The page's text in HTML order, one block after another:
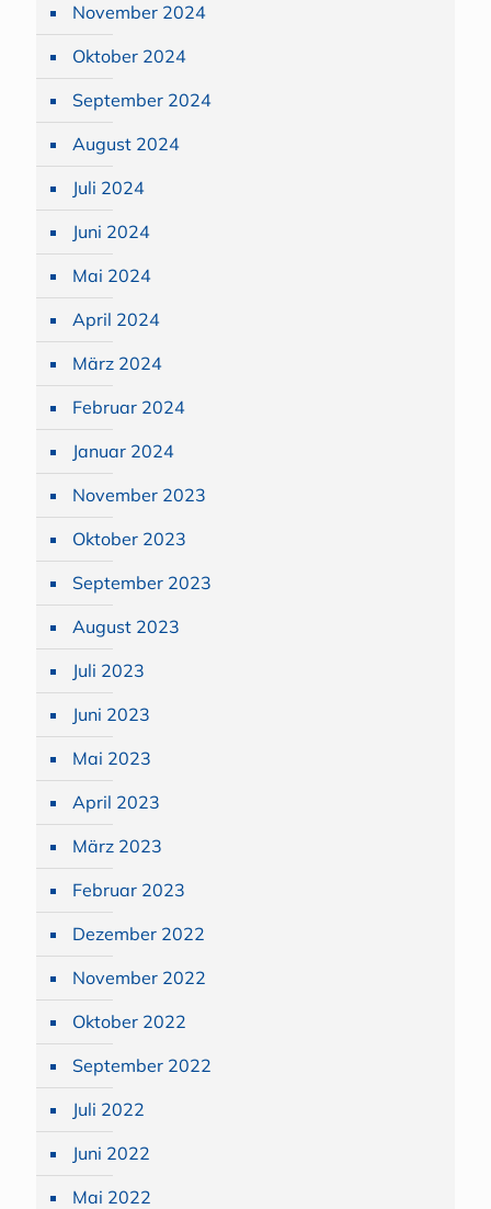
November 2024
Oktober 2024
September 2024
August 2024
Juli 2024
Juni 2024
Mai 2024
April 2024
März 2024
Februar 2024
Januar 2024
November 2023
Oktober 2023
September 2023
August 2023
Juli 2023
Juni 2023
Mai 2023
April 2023
März 2023
Februar 2023
Dezember 2022
November 2022
Oktober 2022
September 2022
Juli 2022
Juni 2022
Mai 2022